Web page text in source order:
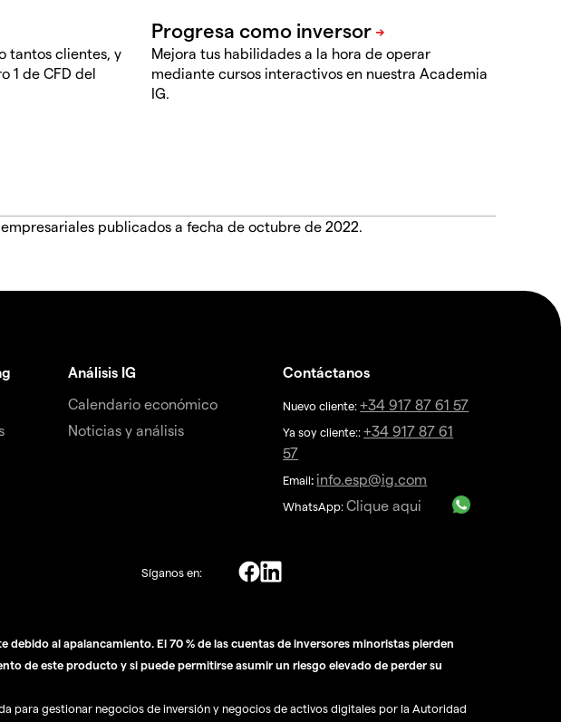
tantos clientes, y
1 de CFD del
Mejora tus habilidades a la hora de operar
mediante cursos interactivos en nuestra Academia
IG.
publicados a fecha de octubre de 2022.
Análisis IG
Calendario económico
Noticias y análisis
Contáctanos
Nuevo cliente:+34 917 87 61 57
Ya soy cliente::+34 917 87 61
57
Email: info.esp@ig.com
WhatsApp:Clique aqui
Síganos en:
al apalancamiento. El 70 % de las cuentas de inversores minoristas pierden
de este producto y si puede permitirse asumir un riesgo elevado de perder su
para gestionar negocios de inversión y negocios de activos digitales por la Autoridad